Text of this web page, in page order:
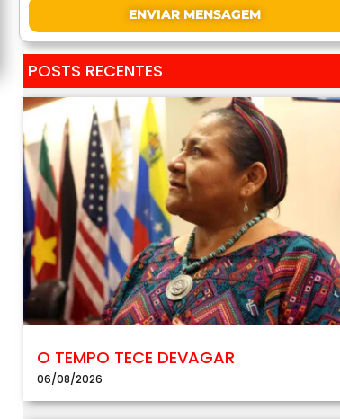
ENVIAR MENSAGEM
POSTS RECENTES
O TEMPO TECE DEVAGAR
06/08/2026